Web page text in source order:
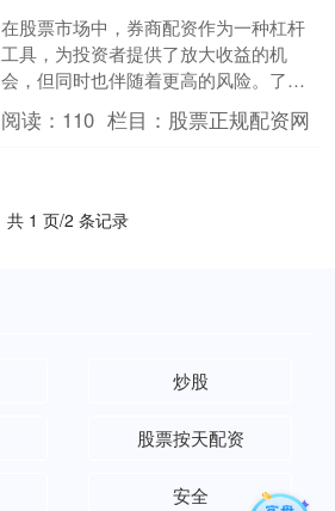
在股票市场中，券商配资作为一种杠杆
工具，为投资者提供了放大收益的机
会，但同时也伴随着更高的风险。了解
其门槛与要求，是投资者理性参与的第
一步。 股票配资是指投资者....
阅读： 110 栏目： 股票正规配资网
共 1 页/2 条记录
炒股
股票按天配资
安全